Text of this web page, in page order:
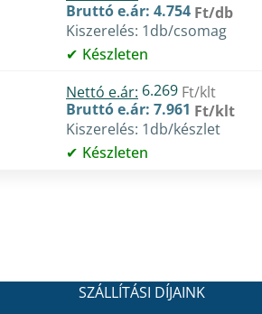
Bruttó e.ár: 4.754 Ft/db
Kiszerelés: 1db/csomag
Készleten
Nettó e.ár: 6.269 Ft/klt
Bruttó e.ár: 7.961 Ft/klt
Kiszerelés: 1db/készlet
Készleten
SZÁLLÍTÁSI DÍJAINK